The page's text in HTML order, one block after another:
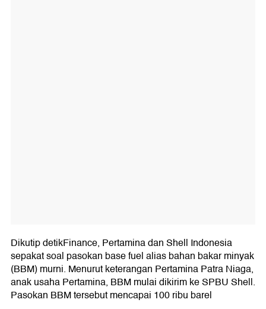
Dikutip detikFinance, Pertamina dan Shell Indonesia
sepakat soal pasokan base fuel alias bahan bakar minyak
(BBM) murni. Menurut keterangan Pertamina Patra Niaga,
anak usaha Pertamina, BBM mulai dikirim ke SPBU Shell.
Pasokan BBM tersebut mencapai 100 ribu barel